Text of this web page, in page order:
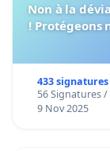
Non à la
! Protégeons
433 signatures
56 Signatures
9 Nov 2025